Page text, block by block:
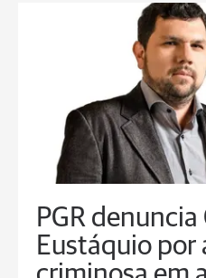
PGR
Eustáquio por